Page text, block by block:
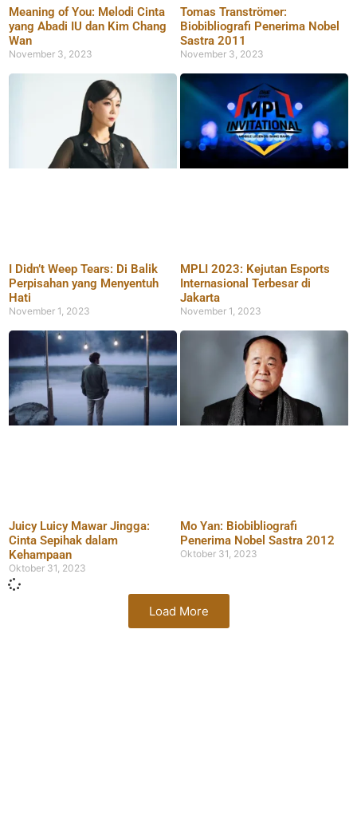
Meaning of You: Melodi Cinta
yang Abadi IU dan Kim Chang
Wan
November 3, 2023
Tomas Tranströmer:
Biobibliografi Penerima Nobel
Sastra 2011
November 3, 2023
I Didn’t Weep Tears: Di Balik
Perpisahan yang Menyentuh
Hati
November 1, 2023
MPLI 2023: Kejutan Esports
Internasional Terbesar di
Jakarta
November 1, 2023
Juicy Luicy Mawar Jingga:
Cinta Sepihak dalam
Kehampaan
Oktober 31, 2023
Mo Yan: Biobibliografi
Penerima Nobel Sastra 2012
Oktober 31, 2023
Load More